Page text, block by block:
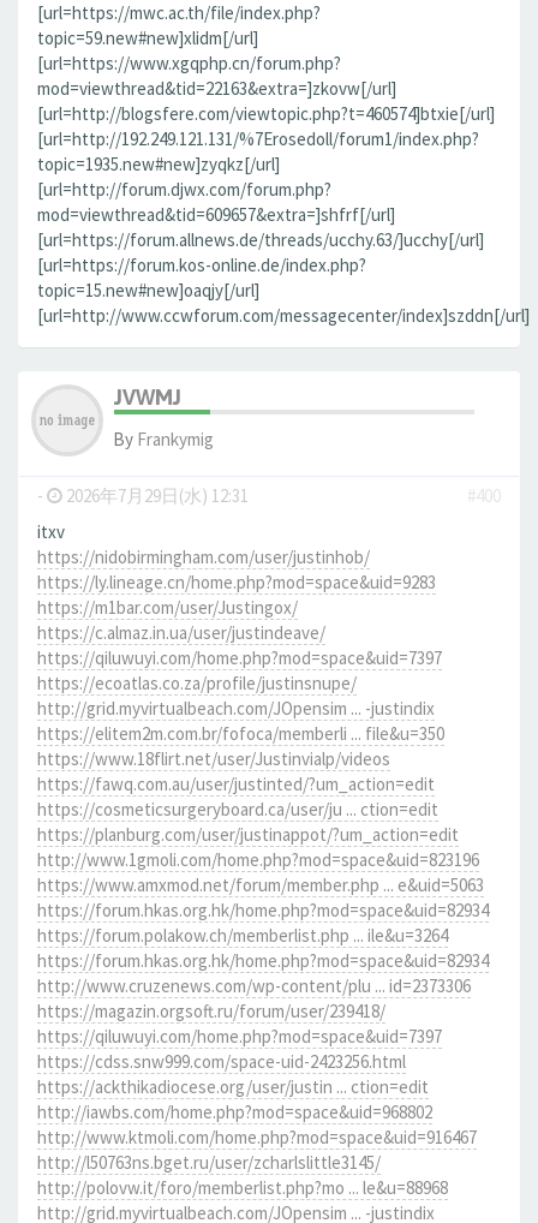
[url=https://mwc.ac.th/file/index.php?
topic=59.new#new]xlidm[/url]
[url=https://www.xgqphp.cn/forum.php?
mod=viewthread&tid=22163&extra=]zkovw[/url]
[url=http://blogsfere.com/viewtopic.php?t=460574]btxie[/url]
[url=http://192.249.121.131/%7Erosedoll/forum1/index.php?
topic=1935.new#new]zyqkz[/url]
[url=http://forum.djwx.com/forum.php?
mod=viewthread&tid=609657&extra=]shfrf[/url]
[url=https://forum.allnews.de/threads/ucchy.63/]ucchy[/url]
[url=https://forum.kos-online.de/index.php?
topic=15.new#new]oaqjy[/url]
[url=http://www.ccwforum.com/messagecenter/index]szddn[/url]
JVWMJ
By Frankymig
- 2026年7月29日(水) 12:31
#400
itxv
https://nidobirmingham.com/user/justinhob/
https://ly.lineage.cn/home.php?mod=space&uid=9283
https://m1bar.com/user/Justingox/
https://c.almaz.in.ua/user/justindeave/
https://qiluwuyi.com/home.php?mod=space&uid=7397
https://ecoatlas.co.za/profile/justinsnupe/
http://grid.myvirtualbeach.com/JOpensim ... -justindix
https://elitem2m.com.br/fofoca/memberli ... file&u=350
https://www.18flirt.net/user/Justinvialp/videos
https://fawq.com.au/user/justinted/?um_action=edit
https://cosmeticsurgeryboard.ca/user/ju ... ction=edit
https://planburg.com/user/justinappot/?um_action=edit
http://www.1gmoli.com/home.php?mod=space&uid=823196
https://www.amxmod.net/forum/member.php ... e&uid=5063
https://forum.hkas.org.hk/home.php?mod=space&uid=82934
https://forum.polakow.ch/memberlist.php ... ile&u=3264
https://forum.hkas.org.hk/home.php?mod=space&uid=82934
http://www.cruzenews.com/wp-content/plu ... id=2373306
https://magazin.orgsoft.ru/forum/user/239418/
https://qiluwuyi.com/home.php?mod=space&uid=7397
https://cdss.snw999.com/space-uid-2423256.html
https://ackthikadiocese.org/user/justin ... ction=edit
http://iawbs.com/home.php?mod=space&uid=968802
http://www.ktmoli.com/home.php?mod=space&uid=916467
http://l50763ns.bget.ru/user/zcharlslittle3145/
http://polovw.it/foro/memberlist.php?mo ... le&u=88968
http://grid.myvirtualbeach.com/JOpensim ... -justindix